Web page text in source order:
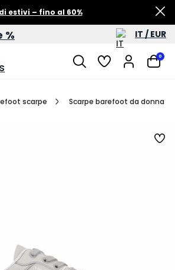
estivi – fino al 60%
% IT / EUR
0
scarpe Scarpe barefoot da donna